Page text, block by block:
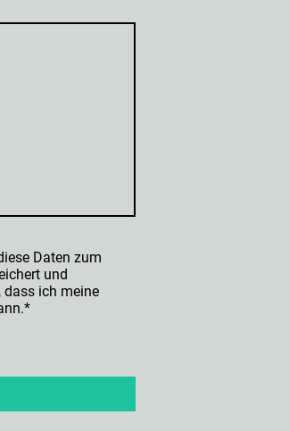
Daten zum
und
dass ich meine
*